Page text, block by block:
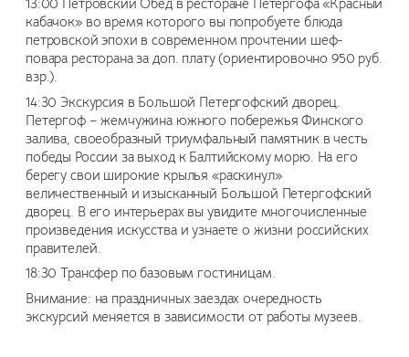
13:00 Петровский Обед в ресторане Петергофа «Красный
кабачок» во время которого вы попробуете блюда
петровской эпохи в современном прочтении шеф-
повара ресторана за доп. плату (ориентировочно 950 руб.
взр.).
14:30 Экскурсия в Большой Петергофский дворец.
Петергоф – жемчужина южного побережья Финского
залива, своеобразный триумфальный памятник в честь
победы России за выход к Балтийскому морю. На его
берегу свои широкие крылья «раскинул»
величественный и изысканный Большой Петергофский
дворец. В его интерьерах вы увидите многочисленные
произведения искусства и узнаете о жизни российских
правителей.
18:30 Трансфер по базовым гостиницам.
Внимание: на праздничных заездах очередность
экскурсий меняется в зависимости от работы музеев.